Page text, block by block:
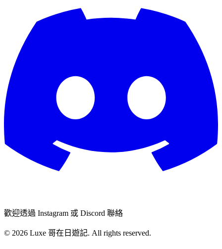
歡迎透過 Instagram 或 Discord 聯絡
© 2026 Luxe 哥在日遊記. All rights reserved.